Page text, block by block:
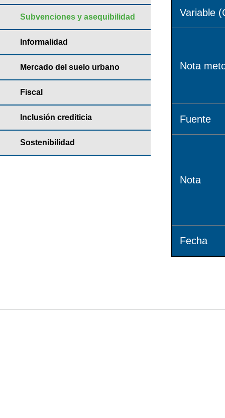
Subvenciones y asequibilidad
Informalidad
Mercado del suelo urbano
Fiscal
Inclusión crediticia
Sostenibilidad
Variable
Nota
Fuente
Nota
Fecha